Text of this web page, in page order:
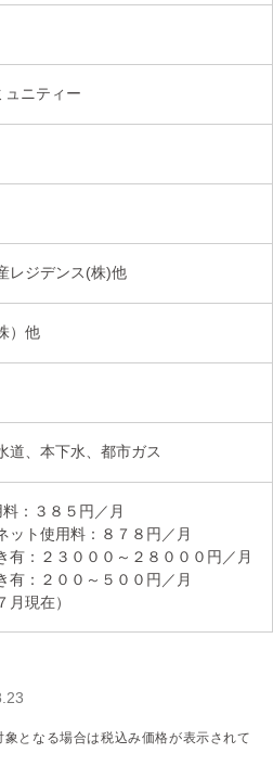
ュニティー
レジデンス(株)他
）他
道、本下水、都市ガス
：３８５円／月
ット使用料：８７８円／月
有：２３０００～２８０００円／月
有：２００～５００円／月
月現在）
となる場合は税込み価格が表示されて